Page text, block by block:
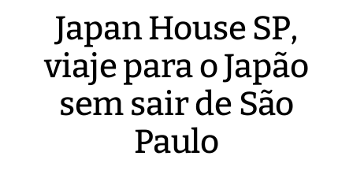
Japan House SP,
viaje para o Japão
sem sair de São
Paulo